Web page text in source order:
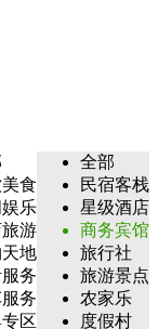
食
乐
游
地
务
务
区
全部
民宿客栈
星级酒店
商务宾馆
旅行社
旅游景点
农家乐
度假村